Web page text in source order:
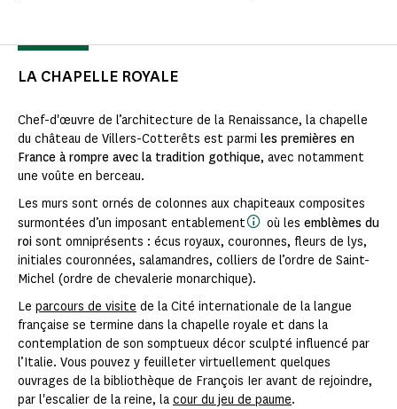
LA CHAPELLE ROYALE
Chef-d'œuvre de l’architecture de la Renaissance, la chapelle
du château de Villers-Cotterêts est parmi les premières en
France à rompre avec la tradition gothique, avec notamment
une voûte en berceau.
Les murs sont ornés de colonnes aux chapiteaux composites
surmontées d’un imposant entablement
où les emblèmes du
roi sont omniprésents : écus royaux, couronnes, fleurs de lys,
initiales couronnées, salamandres, colliers de l’ordre de Saint-
Michel (ordre de chevalerie monarchique).
Le parcours de visite de la Cité internationale de la langue
française se termine dans la chapelle royale et dans la
contemplation de son somptueux décor sculpté influencé par
l’Italie. Vous pouvez y feuilleter virtuellement quelques
ouvrages de la bibliothèque de François Ier avant de rejoindre,
par l'escalier de la reine, la cour du jeu de paume.